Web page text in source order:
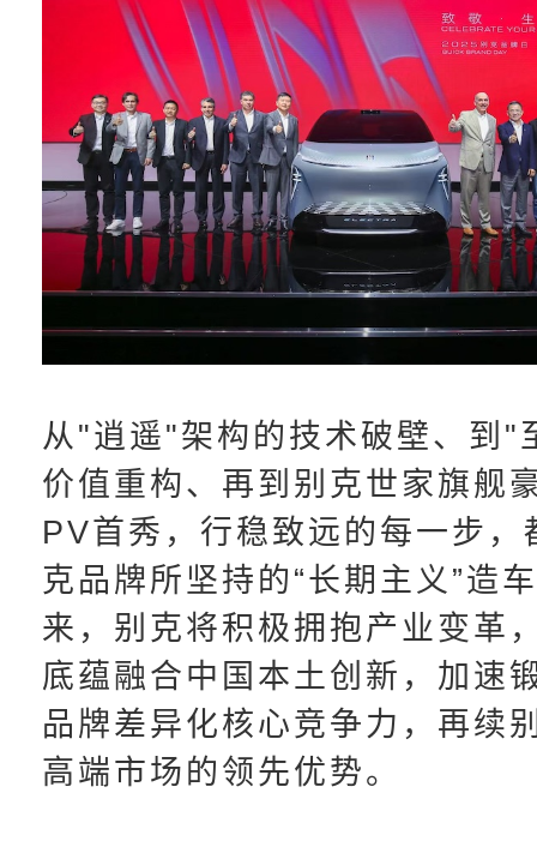
从"逍遥"架构的技术破壁、到"
价值重构、再到别克世家旗舰
PV首秀，行稳致远的每一步，
克品牌所坚持的“长期主义”造
来，别克将积极拥抱产业变革
底蕴融合中国本土创新，加速
品牌差异化核心竞争力，再续
高端市场的领先优势。